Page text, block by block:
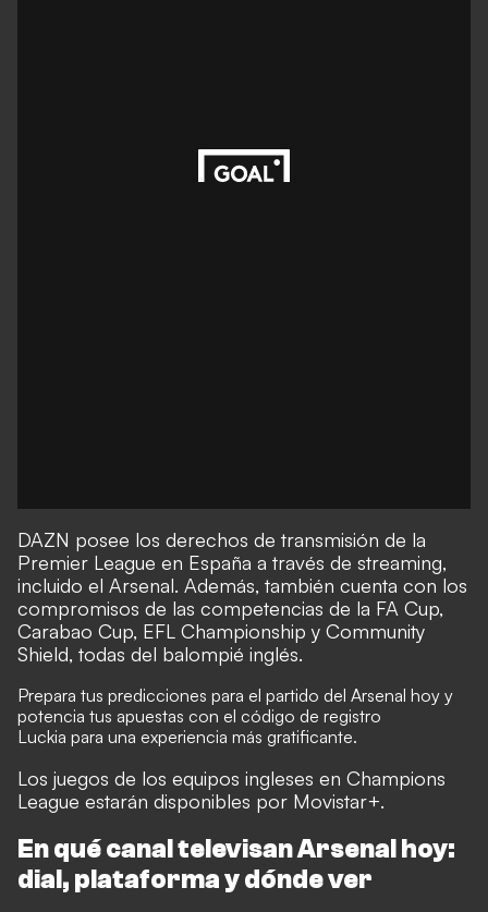
DAZN posee los derechos de transmisión de la
Premier League en España a través de streaming,
incluido el Arsenal. Además, también cuenta con los
compromisos de las competencias de la FA Cup,
Carabao Cup, EFL Championship y Community
Shield, todas del balompié inglés.
Prepara tus predicciones para el partido del Arsenal hoy y
potencia tus apuestas con el código de registro
Luckia para una experiencia más gratificante.
Los juegos de los equipos ingleses en Champions
League estarán disponibles por Movistar+.
En qué canal televisan Arsenal hoy:
dial, plataforma y dónde ver